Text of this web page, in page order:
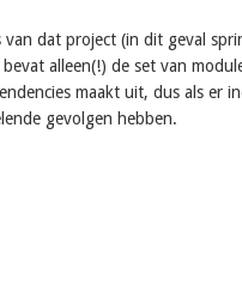
dat project (in dit geval
alleen(!) de set van
maakt uit, dus als er
gevolgen hebben.